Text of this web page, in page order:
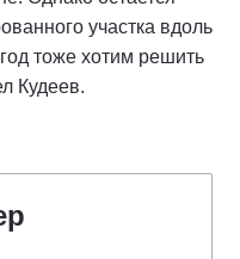
участка вдоль
тоже хотим решить
Кудеев.